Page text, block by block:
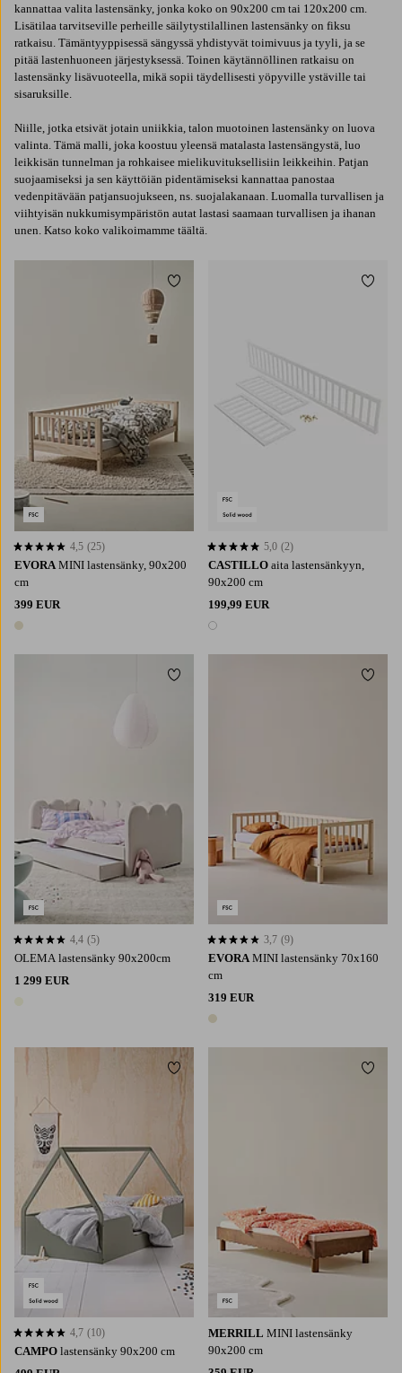
kannattaa valita lastensänky, jonka koko on 90x200 cm tai 120x200 cm.
Lisätilaa tarvitseville perheille säilytystilallinen lastensänky on fiksu
ratkaisu. Tämäntyyppisessä sängyssä yhdistyvät toimivuus ja tyyli, ja se
pitää lastenhuoneen järjestyksessä. Toinen käytännöllinen ratkaisu on
lastensänky lisävuoteella, mikä sopii täydellisesti yöpyville ystäville tai
sisaruksille.
Niille, jotka etsivät jotain uniikkia, talon muotoinen lastensänky on luova
valinta. Tämä malli, joka koostuu yleensä matalasta lastensängystä, luo
leikkisän tunnelman ja rohkaisee mielikuvituksellisiin leikkeihin. Patjan
suojaamiseksi ja sen käyttöiän pidentämiseksi kannattaa panostaa
vedenpitävään patjansuojukseen, ns. suojalakanaan. Luomalla turvallisen ja
viihtyisän nukkumisympäristön autat lastasi saamaan turvallisen ja ihanan
unen. Katso koko valikoimamme täältä.
EVORA MINI lastensänky, 90x200
cm
399 EUR
1 väri
4,5 perustuen 25 arvosanaan
4,5 (25)
Lisää suosikkeihin
CASTILLO aita lastensänkyyn,
90x200 cm
199,99 EUR
1 väri
5,0 perustuen 2 arvosanaan
5,0 (2)
Lisää
OLEMA lastensänky 90x200cm
1 299 EUR
4,4 perustuen 5 arvosanaan
4,4 (5)
Lisää suosikkeihin
EVORA MINI lastensänky 70x160
cm
319 EUR
1 väri
3,7 perustuen 9 arvosanaan
3,7 (9)
Lisää
CAMPO lastensänky 90x200 cm
4,7 perustuen 10 arvosanaan
4,7 (10)
Lisää suosikkeihin
MERRILL MINI lastensänky
90x200 cm
Lisää